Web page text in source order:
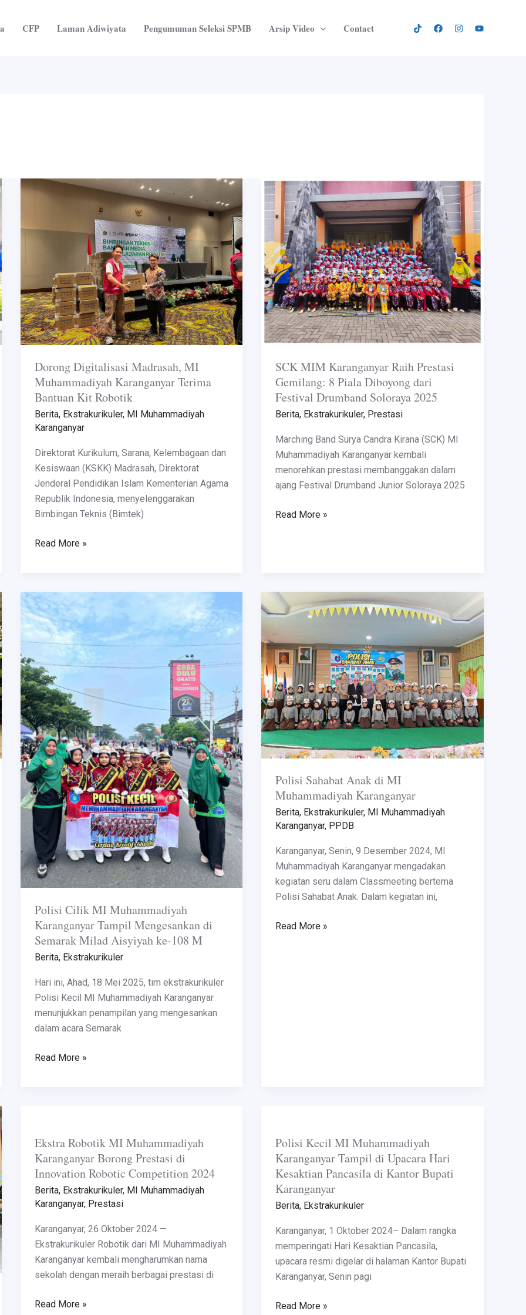
CFP Laman Adiwiyata Pengumuman Seleksi SPMB Arsip Video Contact
Dorong Digitalisasi Madrasah, MI
Muhammadiyah Karanganyar Terima
Bantuan Kit Robotik
Berita, Ekstrakurikuler, MI Muhammadiyah
Karanganyar
Direktorat Kurikulum, Sarana, Kelembagaan dan
Kesiswaan (KSKK) Madrasah, Direktorat
Jenderal Pendidikan Islam Kementerian Agama
Republik Indonesia, menyelenggarakan
Bimbingan Teknis (Bimtek)
Dorong
MI
Muhammadiyah
Terima
Bantuan
Kit
Robotik
Read More »
SCK MIM Karanganyar Raih Prestasi
Gemilang: 8 Piala Diboyong dari
Festival Drumband Soloraya 2025
Berita, Ekstrakurikuler, Prestasi
Marching Band Surya Candra Kirana (SCK) MI
Muhammadiyah Karanganyar kembali
menorehkan prestasi membanggakan dalam
ajang Festival Drumband Junior Soloraya 2025
SCK
MIM
Karanganyar
Raih
Prestasi
Gemilang:
8
Piala
Diboyong
dari
Festival
Soloraya
2025
Read More »
Polisi Cilik MI Muhammadiyah
Karanganyar Tampil Mengesankan di
Semarak Milad Aisyiyah ke-108 M
Berita, Ekstrakurikuler
Hari ini, Ahad, 18 Mei 2025, tim ekstrakurikuler
Polisi Kecil MI Muhammadiyah Karanganyar
menunjukkan penampilan yang mengesankan
dalam acara Semarak
Polisi
Cilik
MI
Muhammadiyah
Karanganyar
Tampil
Mengesankan
di
Semarak
Milad
Aisyiyah
ke-
108
M
Read More »
Polisi Sahabat Anak di MI
Muhammadiyah Karanganyar
Berita, Ekstrakurikuler, MI Muhammadiyah
Karanganyar, PPDB
Karanganyar, Senin, 9 Desember 2024, MI
Muhammadiyah Karanganyar mengadakan
kegiatan seru dalam Classmeeting bertema
Polisi Sahabat Anak. Dalam kegiatan ini,
Polisi
Sahabat
Anak
di
MI
Muhammadiyah
Karanganyar
Read More »
Ekstra Robotik MI Muhammadiyah
Karanganyar Borong Prestasi di
Innovation Robotic Competition 2024
Berita, Ekstrakurikuler, MI Muhammadiyah
Karanganyar, Prestasi
Karanganyar, 26 Oktober 2024 —
Ekstrakurikuler Robotik dari MI Muhammadiyah
Karanganyar kembali mengharumkan nama
sekolah dengan meraih berbagai prestasi di
MI
Muhammadiyah
Karanganyar
Borong
Prestasi
Innovation
Robotic
Competition
2024
Read More »
Polisi Kecil MI Muhammadiyah
Karanganyar Tampil di Upacara Hari
Kesaktian Pancasila di Kantor Bupati
Karanganyar
Berita, Ekstrakurikuler
Karanganyar, 1 Oktober 2024– Dalam rangka
memperingati Hari Kesaktian Pancasila,
upacara resmi digelar di halaman Kantor Bupati
Karanganyar, Senin pagi
MI
Muhammadiyah
Karanganyar
Tampil
di
Hari
Kesaktian
Pancasila
di
Bupati
Read More »